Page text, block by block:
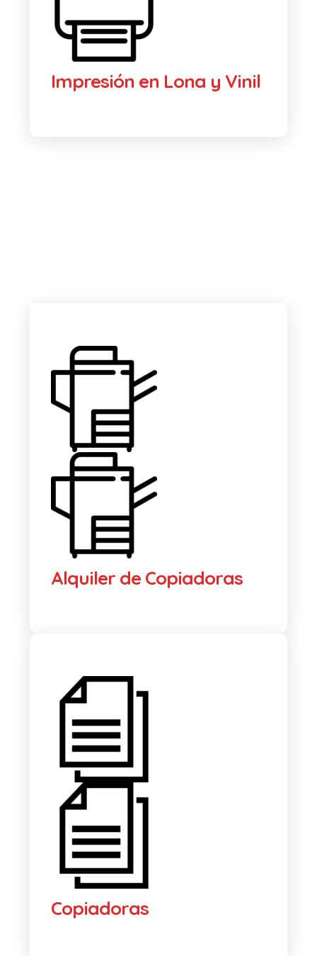
Impresión en Lona y Vinil
Alquiler de Copiadoras
Copiadoras